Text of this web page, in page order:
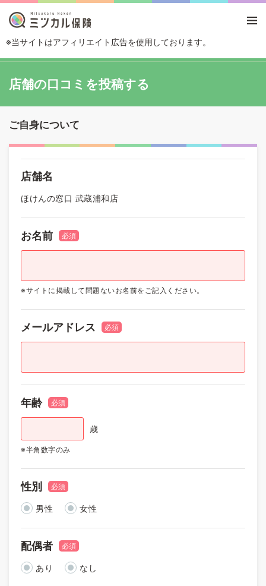
※当サイトはアフィリエイト広告を使用しております。
店舗の口コミを投稿する
ご自身について
店舗名
ほけんの窓口 武蔵浦和店
お名前 必須
※サイトに掲載して問題ないお名前をご記入ください。
メールアドレス 必須
年齢 必須
歳
※半角数字のみ
性別 必須
男性 女性
配偶者 必須
あり なし